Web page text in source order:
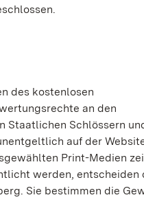
des kostenlosen
an den
Staatlichen Schlössern
auf der
Print-Medien
werden, entscheiden
Sie bestimmen die